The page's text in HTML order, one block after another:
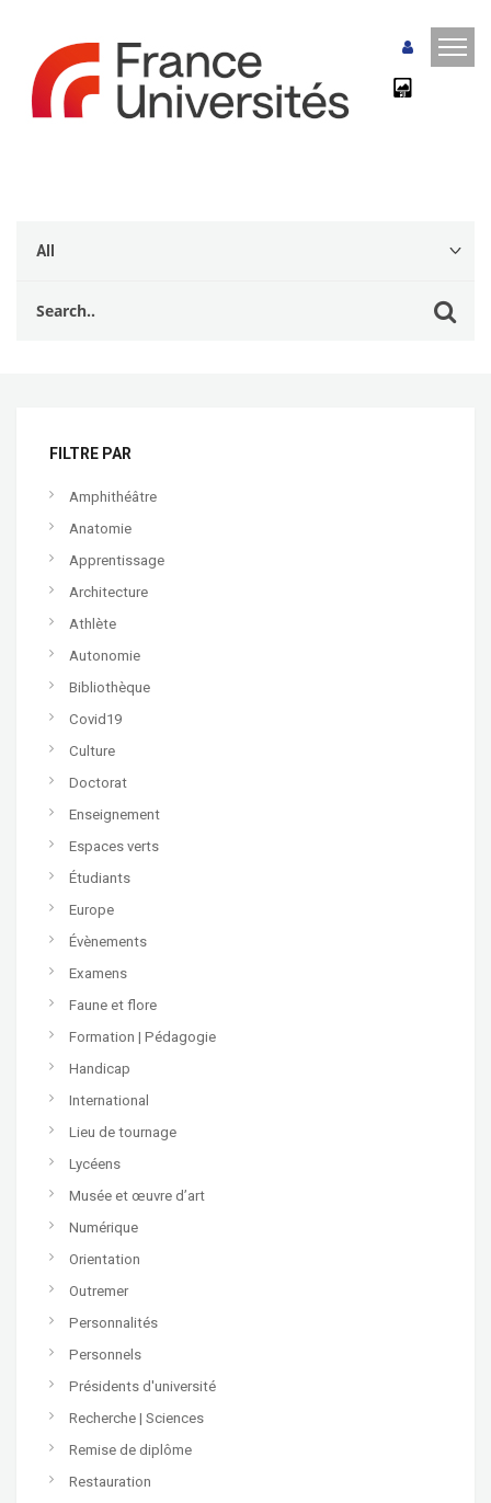
FILTRE PAR
Amphithéâtre
Anatomie
Apprentissage
Architecture
Athlète
Autonomie
Bibliothèque
Covid19
Culture
Doctorat
Enseignement
Espaces verts
Étudiants
Europe
Évènements
Examens
Faune et flore
Formation | Pédagogie
Handicap
International
Lieu de tournage
Lycéens
Musée et œuvre d’art
Numérique
Orientation
Outremer
Personnalités
Personnels
Présidents d'université
Recherche | Sciences
Remise de diplôme
Restauration